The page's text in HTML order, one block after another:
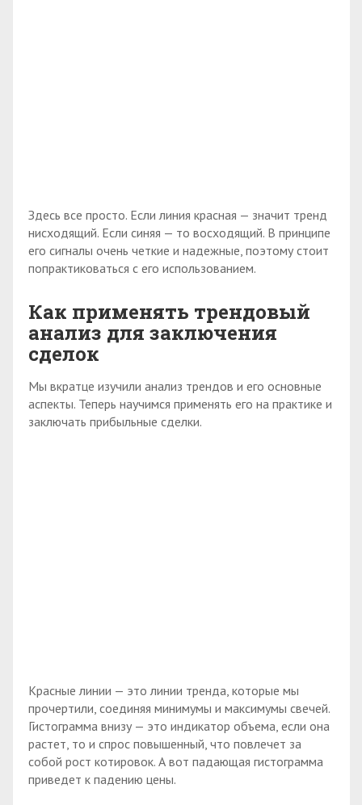
Здесь все просто. Если линия красная — значит тренд
нисходящий. Если синяя — то восходящий. В принципе
его сигналы очень четкие и надежные, поэтому стоит
попрактиковаться с его использованием.
Как применять трендовый
анализ для заключения
сделок
Мы вкратце изучили анализ трендов и его основные
аспекты. Теперь научимся применять его на практике и
заключать прибыльные сделки.
Красные линии — это линии тренда, которые мы
прочертили, соединяя минимумы и максимумы свечей.
Гистограмма внизу — это индикатор объема, если она
растет, то и спрос повышенный, что повлечет за
собой рост котировок. А вот падающая гистограмма
приведет к падению цены.